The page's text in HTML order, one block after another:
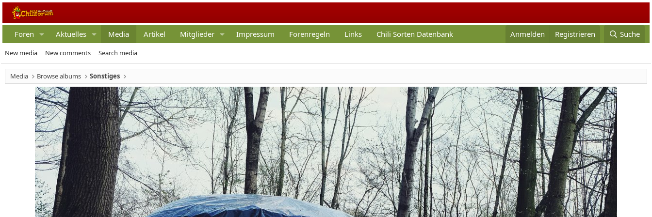
Foren Aktuelles Media Artikel Mitglieder Impressum Forenregeln Links Chili Sorten Datenbank Anmelden Registrieren Suche
New media New comments Search media
Media Browse albums Sonstiges